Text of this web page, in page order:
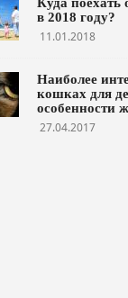
в 2018 году?
11.01.2018
Наиболее
кошках для
особенности
27.04.2017